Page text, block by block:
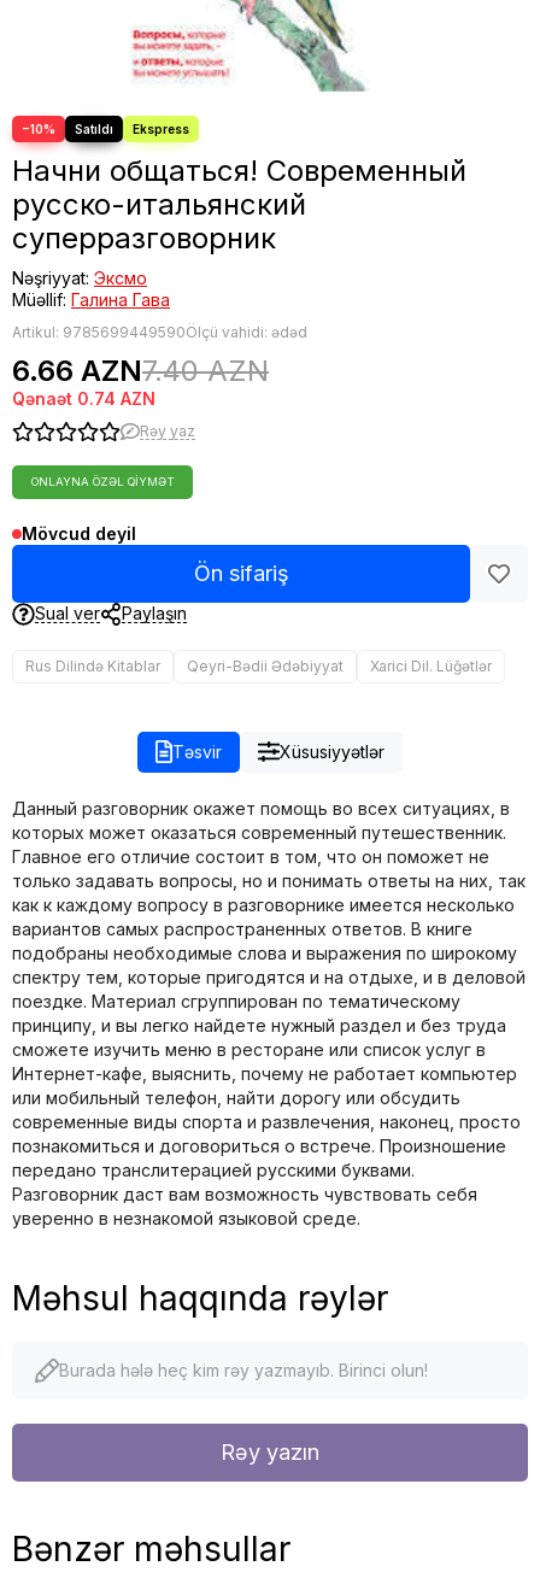
−10%
Начни общаться! Современный
русско-итальянский
суперразговорник
Nəşriyyat: Эксмо
Müəllif: Галина Гава
Artikul: 9785699449590Ölçü vahidi: ədəd
6.66 AZN7.40 AZN
Qənaət 0.74 AZN
Rəy yaz
ONLAYNA ÖZƏL QIYMƏT
Mövcud deyil
Ön sifariş
Sual ver Paylaşın
Rus Dilində Kitablar Qeyri-Bədii Ədəbiyyat Xarici Dil. Lüğətlər
Təsvir Xüsusiyyətlər
Данный разговорник окажет помощь во всех ситуациях, в
которых может оказаться современный путешественник.
Главное его отличие состоит в том, что он поможет не
только задавать вопросы, но и понимать ответы на них, так
как к каждому вопросу в разговорнике имеется несколько
вариантов самых распространенных ответов. В книге
подобраны необходимые слова и выражения по широкому
спектру тем, которые пригодятся и на отдыхе, и в деловой
поездке. Материал сгруппирован по тематическому
принципу, и вы легко найдете нужный раздел и без труда
сможете изучить меню в ресторане или список услуг в
Интернет-кафе, выяснить, почему не работает компьютер
или мобильный телефон, найти дорогу или обсудить
современные виды спорта и развлечения, наконец, просто
познакомиться и договориться о встрече. Произношение
передано транслитерацией русскими буквами.
Разговорник даст вам возможность чувствовать себя
уверенно в незнакомой языковой среде.
Məhsul haqqında rəylər
Burada hələ heç kim rəy yazmayıb. Birinci olun!
Rəy yazın
Bənzər məhsullar